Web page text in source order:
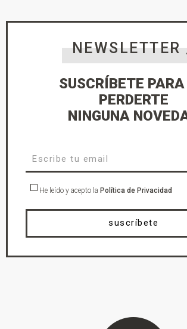
NEWSLETTER
SUSCRÍBETE
PERDERTE
NINGUNA
He leído y acepto la Política de Privacidad
suscríbete